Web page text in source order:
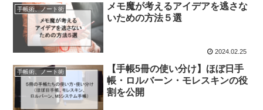
手帳術、ノート術
メモ魔が考えるアイデアを逃さな
いための方法５選
2024.02.25
手帳術、ノート術
【手帳5冊の使い分け】ほぼ日手
帳・ロルバーン・モレスキンの役
割を公開